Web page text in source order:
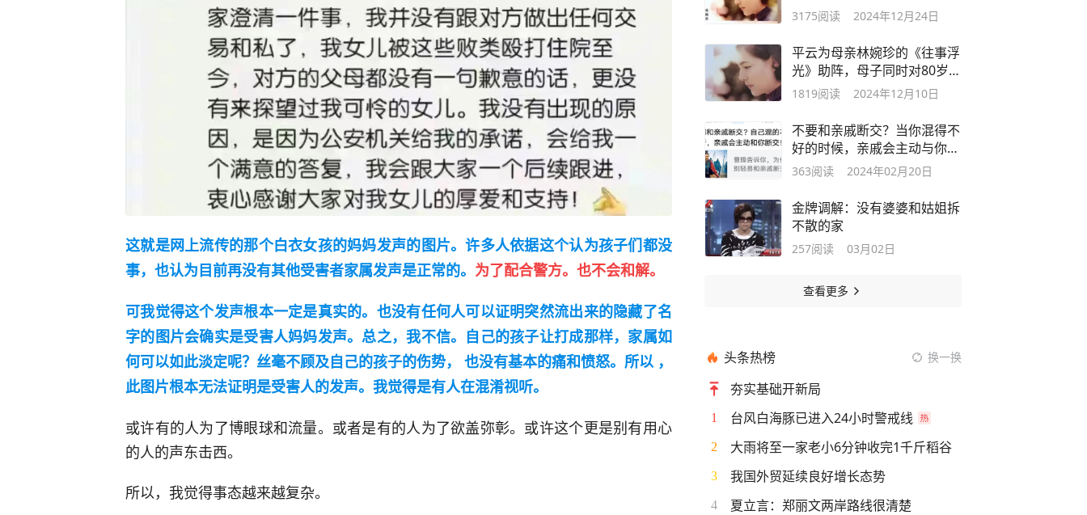
这就是网上流传的那个白衣女孩的妈妈发声的图片。许多人依据这个认为孩子们都没
事，也认为目前再没有其他受害者家属发声是正常的。 为了配合警方。也不会和解。
可我觉得这个发声根本一定是真实的。也没有任何人可以证明突然流出来的隐藏了名
字的图片会确实是受害人妈妈发声。总之，我不信。自己的孩子让打成那样，家属如
何可以如此淡定呢？丝毫不顾及自己的孩子的伤势， 也没有基本的痛和愤怒。所以 ，
此图片根本无法证明是受害人的发声。我觉得是有人在混淆视听。
或许有的人为了博眼球和流量。或者是有的人为了欲盖弥彰。或许这个更是别有用心
的人的声东击西。
所以，我觉得事态越来越复杂。
3175阅读 2024年12月24日
平云为母亲林婉珍的《往事浮
光》助阵，母子同时对80岁的
琼瑶开火
1819阅读 2024年12月10日
不要和亲戚断交？当你混得不
好的时候，亲戚会主动与你断
交
363阅读 2024年02月20日
金牌调解：没有婆婆和姑姐拆
不散的家
257阅读 03月02日
查看更多
头条热榜 换一换
夯实基础开新局
1 台风白海豚已进入24小时警戒线
2 大雨将至一家老小6分钟收完1千斤稻谷
3 我国外贸延续良好增长态势
4 夏立言：郑丽文两岸路线很清楚